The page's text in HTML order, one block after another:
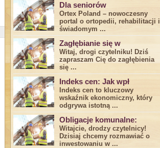
Dla seniorów
Ortex Poland – nowoczesny
portal o ortopedii, rehabilitacji i
świadomym ...
Zagłębianie się w
Witaj, drogi ⁤czytelniku! Dziś
zapraszam Cię do‍ zagłębienia
‍się⁢ ...
Indeks cen: Jak wpł
Indeks cen to kluczowy
wskaźnik ekonomiczny, który
odgrywa ​istotną ...
Obligacje komunalne:
Witajcie, drodzy czytelnicy!
Dzisiaj chcemy rozmawiać o
inwestowaniu w ...